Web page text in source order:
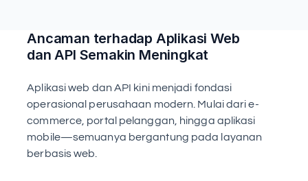
Ancaman terhadap Aplikasi Web
dan API Semakin Meningkat
Aplikasi web dan API kini menjadi fondasi
operasional perusahaan modern. Mulai dari e-
commerce, portal pelanggan, hingga aplikasi
mobile—semuanya bergantung pada layanan
berbasis web.